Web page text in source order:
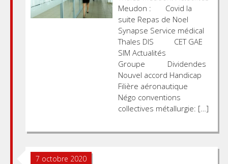
Meudon : Covid la
suite Repas de Noel
Synapse Service médical
Thales DIS CET GAE
SIM Actualités
Groupe Dividendes
Nouvel accord Handicap
Filière aéronautique
Négo conventions
collectives métallurgie: […]
7 octobre 2020